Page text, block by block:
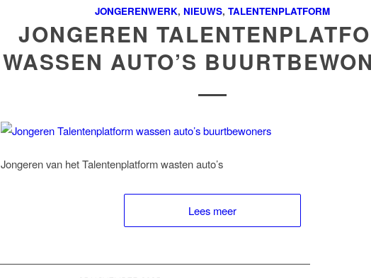
JONGERENWERK, NIEUWS, TALENTENPLATFORM
JONGEREN
WASSEN AUTO’S
Jongeren van het Talentenplatform wasten auto’s
Lees meer